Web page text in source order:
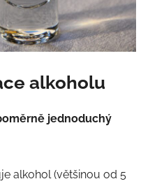
alkoholu
jednoduchý
alkohol (většinou od 5